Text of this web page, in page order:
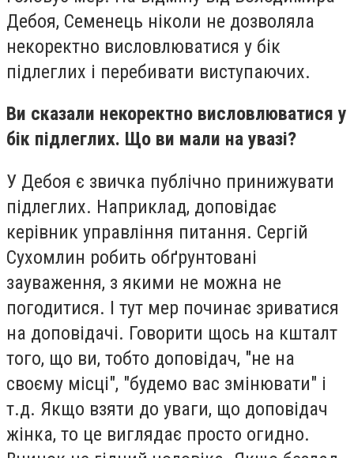
Дебоя, Семенець ніколи не дозволяла
некоректно висловлюватися у бік
підлеглих і перебивати виступаючих.
Ви сказали некоректно висловлюватися у
бік підлеглих. Що ви мали на увазі?
У Дебоя є звичка публічно принижувати
підлеглих. Наприклад, доповідає
керівник управління питання. Сергій
Сухомлин робить обґрунтовані
зауваження, з якими не можна не
погодитися. І тут мер починає зриватися
на доповідачі. Говорити щось на кшталт
того, що ви, тобто доповідач, "не на
своєму місці", "будемо вас змінювати" і
т.д. Якщо взяти до уваги, що доповідач
жінка, то це виглядає просто огидно.